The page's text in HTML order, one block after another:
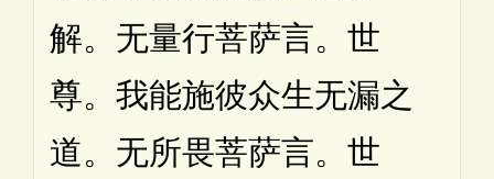
解。无量行菩萨言。世
尊。我能施彼众生无漏之
道。无所畏菩萨言。世